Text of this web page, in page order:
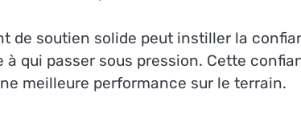
de soutien solide peut instiller la
qui passer sous pression. Cette
meilleure performance sur le terrain.